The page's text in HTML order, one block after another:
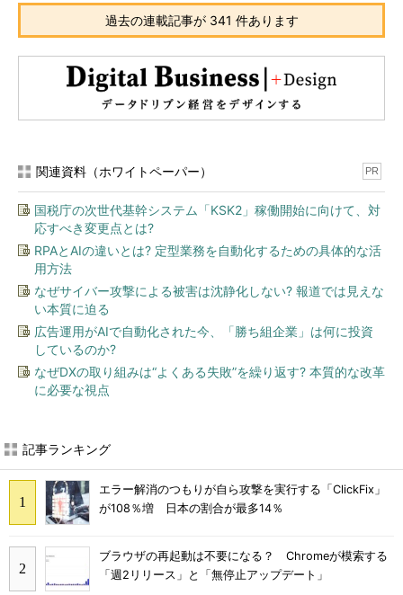
過去の連載記事が 341 件あります
関連資料（ホワイトペーパー） PR
国税庁の次世代基幹システム「KSK2」稼働開始に向けて、対
応すべき変更点とは?
RPAとAIの違いとは? 定型業務を自動化するための具体的な活
用方法
なぜサイバー攻撃による被害は沈静化しない? 報道では見えな
い本質に迫る
広告運用がAIで自動化された今、「勝ち組企業」は何に投資
しているのか?
なぜDXの取り組みは“よくある失敗”を繰り返す? 本質的な改革
に必要な視点
記事ランキング
エラー解消のつもりが自ら攻撃を実行する「ClickFix」
が108％増 日本の割合が最多14％
ブラウザの再起動は不要になる？ Chromeが模索する
「週2リリース」と「無停止アップデート」